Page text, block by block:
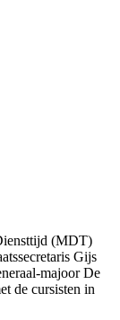
(MDT)
Gijs
majoor De
de cursisten in